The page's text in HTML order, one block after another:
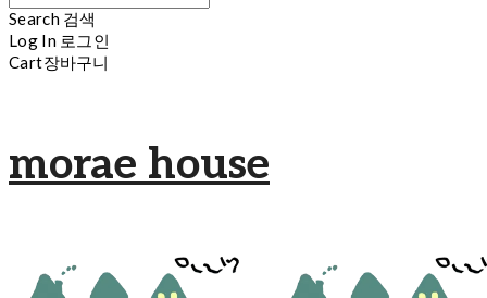
Search 검색
Log In 로그인
Cart장바구니
morae house